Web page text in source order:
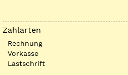
Zahlarten
Rechnung
Vorkasse
Lastschrift